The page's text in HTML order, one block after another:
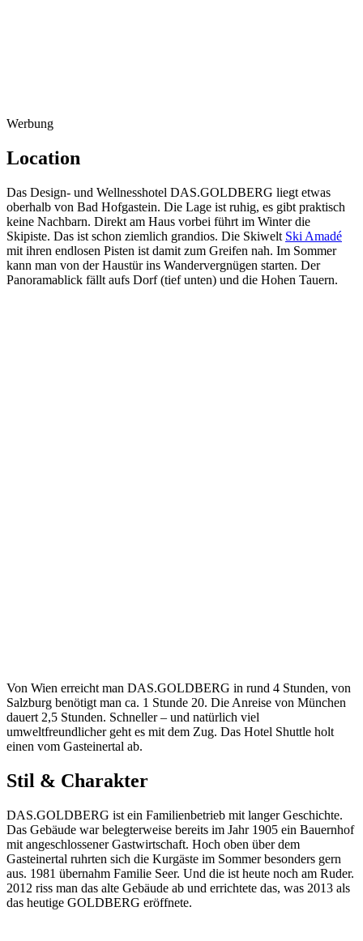
Werbung
Location
Das Design- und Wellnesshotel DAS.GOLDBERG liegt etwas
oberhalb von Bad Hofgastein. Die Lage ist ruhig, es gibt praktisch
keine Nachbarn. Direkt am Haus vorbei führt im Winter die
Skipiste. Das ist schon ziemlich grandios. Die Skiwelt Ski Amadé
mit ihren endlosen Pisten ist damit zum Greifen nah. Im Sommer
kann man von der Haustür ins Wandervergnügen starten. Der
Panoramablick fällt aufs Dorf (tief unten) und die Hohen Tauern.
Von Wien erreicht man DAS.GOLDBERG in rund 4 Stunden, von
Salzburg benötigt man ca. 1 Stunde 20. Die Anreise von München
dauert 2,5 Stunden. Schneller – und natürlich viel
umweltfreundlicher geht es mit dem Zug. Das Hotel Shuttle holt
einen vom Gasteinertal ab.
Stil & Charakter
DAS.GOLDBERG ist ein Familienbetrieb mit langer Geschichte.
Das Gebäude war belegterweise bereits im Jahr 1905 ein Bauernhof
mit angeschlossener Gastwirtschaft. Hoch oben über dem
Gasteinertal ruhrten sich die Kurgäste im Sommer besonders gern
aus. 1981 übernahm Familie Seer. Und die ist heute noch am Ruder.
2012 riss man das alte Gebäude ab und errichtete das, was 2013 als
das heutige GOLDBERG eröffnete.